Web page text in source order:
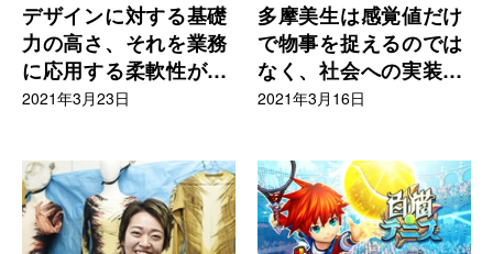
デザインに対する基礎
力の高さ、それを業務
に応用する柔軟性が多
摩美生の魅力
2021年3月23日
多摩美生は感覚値だけ
で物事を捉えるのでは
なく、社会への実装を
設計できる能力がある
2021年3月16日